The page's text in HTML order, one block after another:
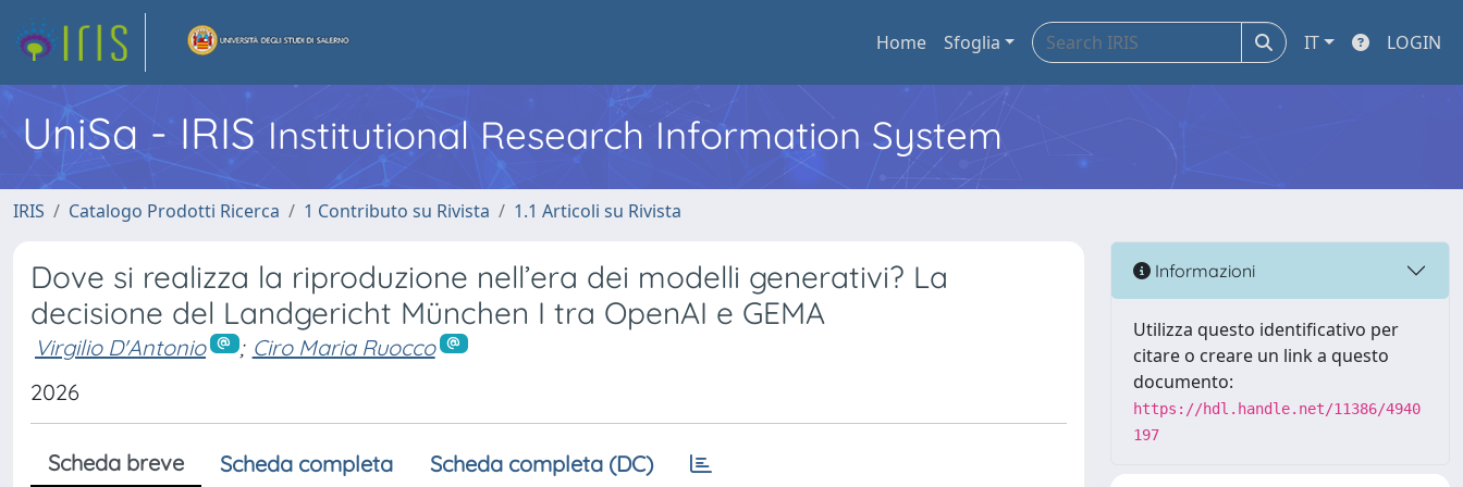
Home Sfoglia IT LOGIN
UniSa - IRIS Institutional Research Information System
IRIS Catalogo Prodotti Ricerca 1 Contributo su Rivista 1.1 Articoli su Rivista
Dove si realizza la riproduzione nell’era dei modelli generativi? La
decisione del Landgericht München I tra OpenAI e GEMA
Virgilio D'Antonio ; Ciro Maria Ruocco
2026
Scheda breve Scheda completa Scheda completa (DC)
Informazioni
Utilizza questo identificativo per
citare o creare un link a questo
documento:
https://hdl.handle.net/11386/4940
197